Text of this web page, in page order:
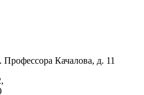
Качалова, д. 11